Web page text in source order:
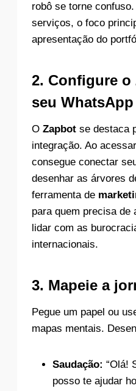
robô se torne
serviços, o foco
apresentação do
2. Configure o
seu WhatsApp
O Zapbot se destaca
integração. Ao
consegue conectar
desenhar as árvores
ferramenta de
para quem precisa de
lidar com as
internacionais.
3. Mapeie a
Pegue um papel ou
mapas mentais.
Saudação: “Olá!
posso te ajudar